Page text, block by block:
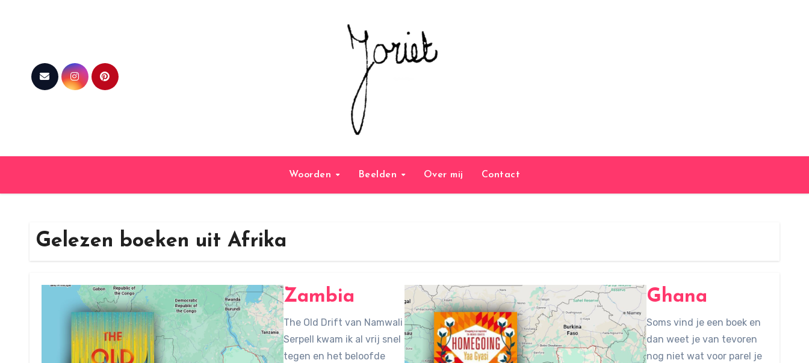
Woorden Beelden Over mij Contact
Gelezen boeken uit Afrika
Zambia
The Old Drift van Namwali
Serpell kwam ik al vrij snel
tegen en het beloofde
Ghana
Soms vind je een boek en
dan weet je van tevoren
nog niet wat voor parel je